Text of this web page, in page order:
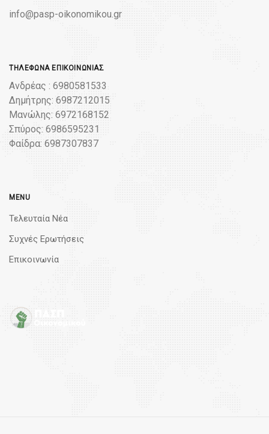
info@pasp-oikonomikou.gr
ΤΗΛΈΦΩΝΑ ΕΠΙΚΟΙΝΩΝΊΑΣ
Ανδρέας : 6980581533
Δημήτρης: 6987212015
Μανώλης: 6972168152
Σπύρος: 6986595231
Φαίδρα: 6987307837
MENU
Τελευταία Νέα
Συχνές Ερωτήσεις
Επικοινωνία